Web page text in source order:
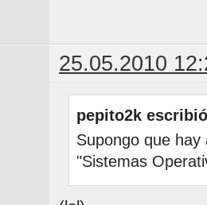
25.05.2010
pepito2k
Supongo que
"Sistemas